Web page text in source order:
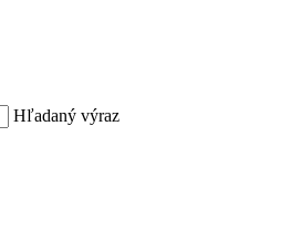
Hľadaný výraz